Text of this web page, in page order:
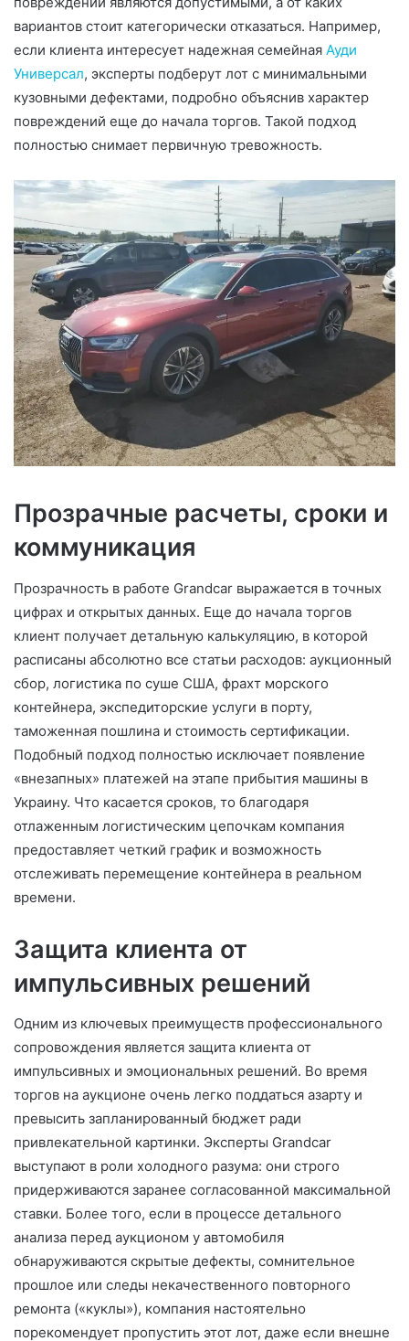
вариантов стоит категорически отказаться. Например,
если клиента интересует надежная семейная Ауди
Универсал, эксперты подберут лот с минимальными
кузовными дефектами, подробно объяснив характер
повреждений еще до начала торгов. Такой подход
полностью снимает первичную тревожность.
Прозрачные расчеты, сроки и
коммуникация
Прозрачность в работе Grandcar выражается в точных
цифрах и открытых данных. Еще до начала торгов
клиент получает детальную калькуляцию, в которой
расписаны абсолютно все статьи расходов: аукционный
сбор, логистика по суше США, фрахт морского
контейнера, экспедиторские услуги в порту,
таможенная пошлина и стоимость сертификации.
Подобный подход полностью исключает появление
«внезапных» платежей на этапе прибытия машины в
Украину. Что касается сроков, то благодаря
отлаженным логистическим цепочкам компания
предоставляет четкий график и возможность
отслеживать перемещение контейнера в реальном
времени.
Защита клиента от
импульсивных решений
Одним из ключевых преимуществ профессионального
сопровождения является защита клиента от
импульсивных и эмоциональных решений. Во время
торгов на аукционе очень легко поддаться азарту и
превысить запланированный бюджет ради
привлекательной картинки. Эксперты Grandcar
выступают в роли холодного разума: они строго
придерживаются заранее согласованной максимальной
ставки. Более того, если в процессе детального
анализа перед аукционом у автомобиля
обнаруживаются скрытые дефекты, сомнительное
прошлое или следы некачественного повторного
ремонта («куклы»), компания настоятельно
порекомендует пропустить этот лот, даже если внешне